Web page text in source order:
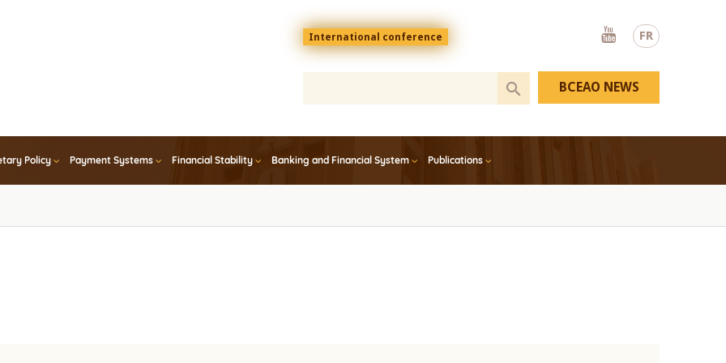
FR
Menu
top
En
International conference
Youtube
Policy Payment Systems Financial Stability Banking and Financial System Publications
BCEAO NEWS